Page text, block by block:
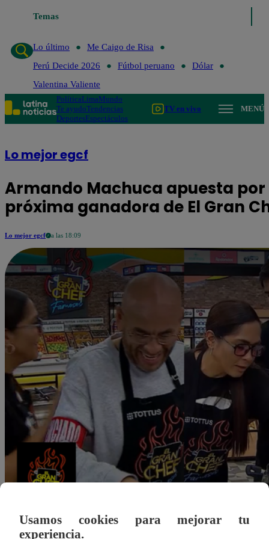
Temas
Lo último
Me Caigo de Risa
Perú Decide 2026
Fútbol peruano
Dólar
Valentina Valiente
PolíticaLimaMundo
Te ayudoTendencias
DeportesEspectáculos
TV en vivo MENÚ
Lo mejor egcf
Armando Machuca apuesta
próxima ganadora de El Gran
Lo mejor egcf a las 18:09
dleonardo@latina.pe
Usamos cookies para mejorar tu
experiencia.